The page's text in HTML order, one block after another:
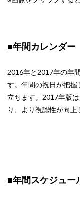
■年間カレンダー
2016年と2017年の年
す。年間の祝日が把
立ちます。2017年版は
り、より視認性が向上
■年間スケジュー